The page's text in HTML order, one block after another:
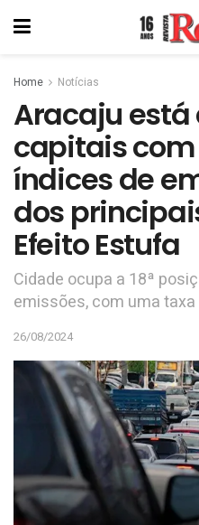
Home Notícias
Aracaju está
capitais
índices de
dos
Efeito Estufa
Cidade ocupa a 18ª
emissões, com uma taxa
26/08/2024